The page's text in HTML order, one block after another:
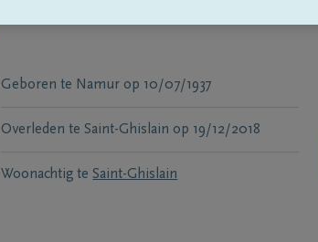
Geboren te Namur op 10/07/1937
Overleden te Saint-Ghislain op 19/12/2018
Woonachtig te Saint-Ghislain